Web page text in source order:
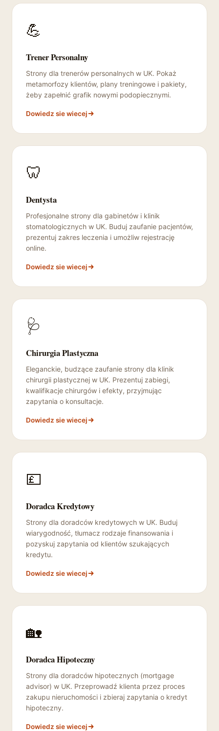
💪
Trener Personalny
Strony dla trenerów personalnych w UK. Pokaż
metamorfozy klientów, plany treningowe i pakiety,
żeby zapełnić grafik nowymi podopiecznymi.
Dowiedz sie wiecej
🦷
Dentysta
Profesjonalne strony dla gabinetów i klinik
stomatologicznych w UK. Buduj zaufanie pacjentów,
prezentuj zakres leczenia i umożliw rejestrację
online.
Dowiedz sie wiecej
🩺
Chirurgia Plastyczna
Eleganckie, budzące zaufanie strony dla klinik
chirurgii plastycznej w UK. Prezentuj zabiegi,
kwalifikacje chirurgów i efekty, przyjmując
zapytania o konsultacje.
Dowiedz sie wiecej
💷
Doradca Kredytowy
Strony dla doradców kredytowych w UK. Buduj
wiarygodność, tłumacz rodzaje finansowania i
pozyskuj zapytania od klientów szukających
kredytu.
Dowiedz sie wiecej
🏡
Doradca Hipoteczny
Strony dla doradców hipotecznych (mortgage
advisor) w UK. Przeprowadź klienta przez proces
zakupu nieruchomości i zbieraj zapytania o kredyt
hipoteczny.
Dowiedz sie wiecej